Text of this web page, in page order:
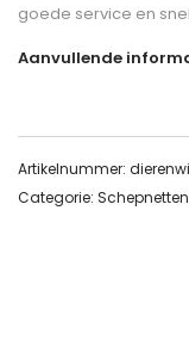
goede service en
Aanvullende
Artikelnummer:
Categorie: